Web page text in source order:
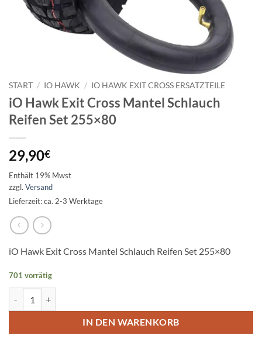
START / IO HAWK / IO HAWK EXIT CROSS ERSATZTEILE
iO Hawk Exit Cross Mantel Schlauch
Reifen Set 255×80
29,90€
Enthält 19% Mwst
zzgl. Versand
Lieferzeit: ca. 2-3 Werktage
iO Hawk Exit Cross Mantel Schlauch Reifen Set 255×80
701 vorrätig
IN DEN WARENKORB